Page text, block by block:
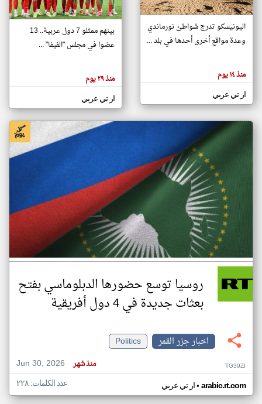
تغيير الدولة
اخبار جزر القمر على مدار الساعة
أهم اخبار جزر القمر العاجلة والمباشرة
هنا عن
وجهة
كاتبيها.
اليونيسكو تدرج شواطئ نورماندي
وعدة مواقع أخرى أحدها في بلد ...
منذ ١٤ يوم
ار تي عربي
بينهم ممثلو 7 دول عربية.. 13
عضوا في مجلس "الفيفا" ...
منذ ٢٩ يوم
ار تي عربي
روسيا توسع حضورها الدبلوماسي بفتح
بعثات جديدة في 4 دول أفريقية
اخبار جزر القمر
Politics
Jun 30, 2026
منذ شهر TG39ZI
ار تي عربي• arabic.rt.com عدد الكلمات: ٢٢٨
klyoum.com